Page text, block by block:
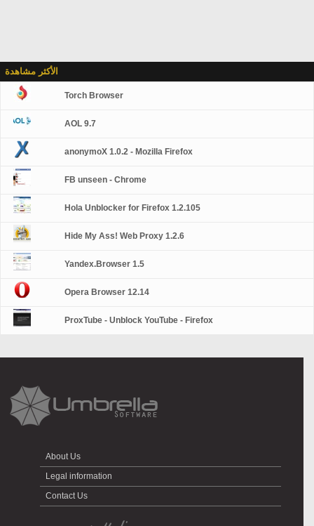
الأكثر مشاهدة
Torch Browser
AOL 9.7
anonymoX 1.0.2 - Mozilla Firefox
FB unseen - Chrome
Hola Unblocker for Firefox 1.2.105
Hide My Ass! Web Proxy 1.2.6
Yandex.Browser 1.5
Opera Browser 12.14
ProxTube - Unblock YouTube - Firefox
About Us
Legal information
Contact Us